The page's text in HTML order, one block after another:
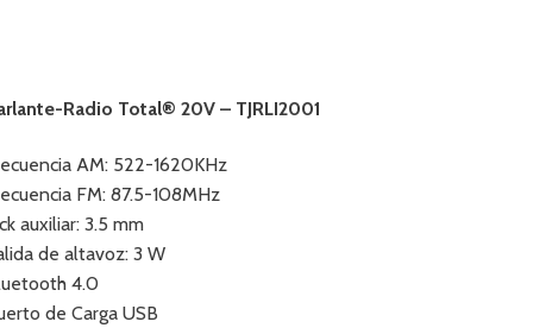
Radio Total® 20V – TJRLI2001
AM: 522-1620KHz
FM: 87.5-108MHz
auxiliar: 3.5 mm
de altavoz: 3 W
4.0
de Carga USB